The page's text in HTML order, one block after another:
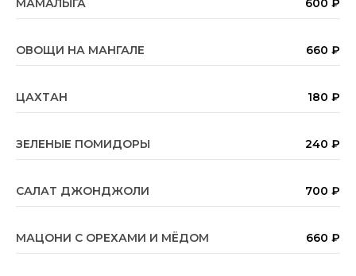
МАМАЛЫГА 600 ₽
ОВОЩИ НА МАНГАЛЕ 660 ₽
ЦАХТАН 180 ₽
ЗЕЛЕНЫЕ ПОМИДОРЫ 240 ₽
САЛАТ ДЖОНДЖОЛИ 700 ₽
МАЦОНИ С ОРЕХАМИ И МЁДОМ 660 ₽